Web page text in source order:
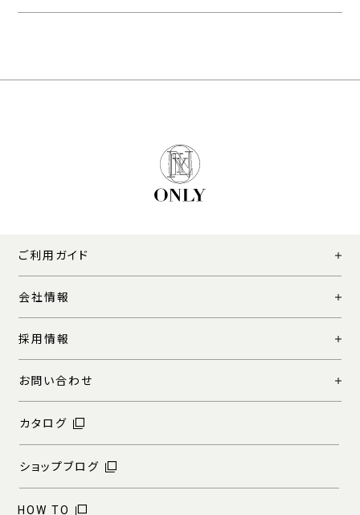
ご利用ガイド
会社情報
採用情報
お問い合わせ
カタログ
ショップブログ
HOW TO